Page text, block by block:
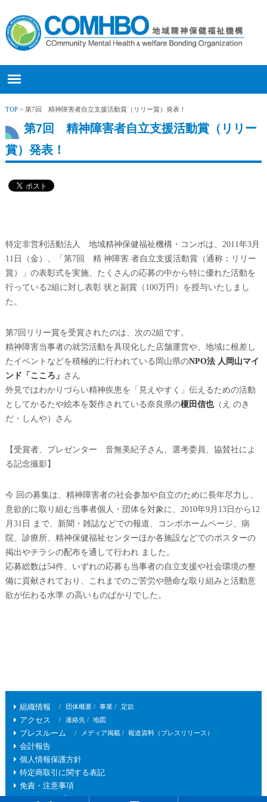
TOP> 第7回 精神障害者自立支援活動賞（リリー賞）発表！
第7回 精神障害者自立支援活動賞（リリー
賞）発表！
特定非営利活動法人 地域精神保健福祉機構・コンボは、2011年3月
11日（金）、「第7回 精 神障害 者自立支援活動賞（通称：リリー
賞）」の表彰式を実施、たくさんの応募の中から特に優れた活動を
行っている2組に対し表彰 状と副賞（100万円）を授与いたしまし
た。
第7回リリー賞を受賞されたのは、次の2組です。
精神障害当事者の就労活動を具現化した店舗運営や、地域に根差し
たイベントなどを積極的に行われている岡山県のNPO法 人岡山マイ
ンド「こころ」 さん
外見ではわかりづらい精神疾患を「見えやすく」伝えるための活動
としてかるたや絵本を製作されている奈良県の榎田信也（え のき
だ・しんや）さん
【受賞者、プレゼンター 音無美紀子さん、選考委員、協賛社によ
る記念撮影】
今 回の募集は、精神障害者の社会参加や自立のために長年尽力し、
意欲的に取り組む当事者個人・団体を対象に、2010年9月13日から12
月31日 まで、新聞・雑誌などでの報道、コンボホームページ、病
院、診療所、精神保健福祉センターほか各施設などでのポスターの
掲出やチラシの配布を通して行われ ました。
応募総数は54件、いずれの応募も当事者の自立支援や社会環境の整
備に貢献されており、これまでのご苦労や懸命な取り組みと活動意
欲が伝わる水準 の高いものばかりでした。
組織情報 団体概要 事業 定款
アクセス 連絡先 地図
プレスルーム メディア掲載 報道資料（プレスリリース）
会計報告
個人情報保護方針
特定商取引に関する表記
免責・注意事項